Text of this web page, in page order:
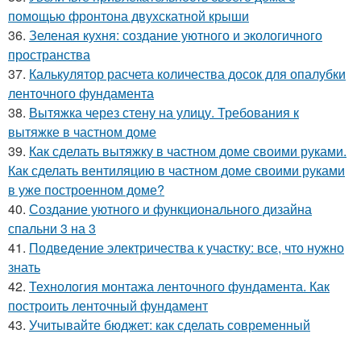
помощью фронтона двухскатной крыши
36. Зеленая кухня: создание уютного и экологичного
пространства
37. Калькулятор расчета количества досок для опалубки
ленточного фундамента
38. Вытяжка через стену на улицу. Требования к
вытяжке в частном доме
39. Как сделать вытяжку в частном доме своими руками.
Как сделать вентиляцию в частном доме своими руками
в уже построенном доме?
40. Создание уютного и функционального дизайна
спальни 3 на 3
41. Подведение электричества к участку: все, что нужно
знать
42. Технология монтажа ленточного фундамента. Как
построить ленточный фундамент
43. Учитывайте бюджет: как сделать современный